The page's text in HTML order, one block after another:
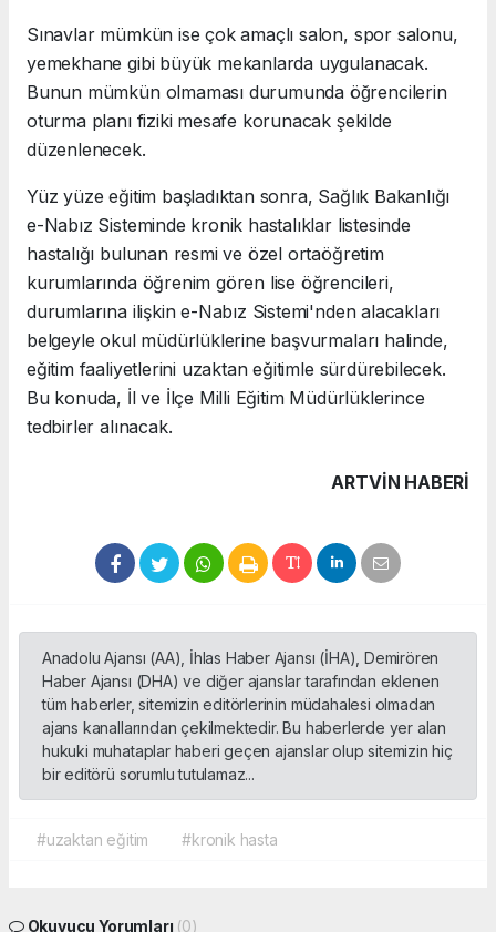
Sınavlar mümkün ise çok amaçlı salon, spor salonu,
yemekhane gibi büyük mekanlarda uygulanacak.
Bunun mümkün olmaması durumunda öğrencilerin
oturma planı fiziki mesafe korunacak şekilde
düzenlenecek.
Yüz yüze eğitim başladıktan sonra, Sağlık Bakanlığı
e-Nabız Sisteminde kronik hastalıklar listesinde
hastalığı bulunan resmi ve özel ortaöğretim
kurumlarında öğrenim gören lise öğrencileri,
durumlarına ilişkin e-Nabız Sistemi'nden alacakları
belgeyle okul müdürlüklerine başvurmaları halinde,
eğitim faaliyetlerini uzaktan eğitimle sürdürebilecek.
Bu konuda, İl ve İlçe Milli Eğitim Müdürlüklerince
tedbirler alınacak.
ARTVIN HABERİ
Anadolu Ajansı (AA), İhlas Haber Ajansı (İHA), Demirören
Haber Ajansı (DHA) ve diğer ajanslar tarafından eklenen
tüm haberler, sitemizin editörlerinin müdahalesi olmadan
ajans kanallarından çekilmektedir. Bu haberlerde yer alan
hukuki muhataplar haberi geçen ajanslar olup sitemizin hiç
bir editörü sorumlu tutulamaz...
#uzaktan eğitim #kronik hasta
Okuyucu Yorumları (0)